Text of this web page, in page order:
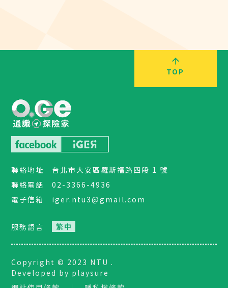
TOP
聯絡地址
台北市大安區羅斯福路四段 1 號
聯絡電話
02-3366-4936
電子信箱
iger.ntu3@gmail.com
服務語言
Copyright © 2023 NTU .
Developed by playsure